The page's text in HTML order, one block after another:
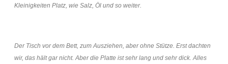
Kleinigkeiten Platz, wie Salz, Öl und so weiter.
Der Tisch vor dem Bett, zum Ausziehen, aber ohne Stütze. Erst dachten
wir, das hält gar nicht. Aber die Platte ist sehr lang und sehr dick. Alles